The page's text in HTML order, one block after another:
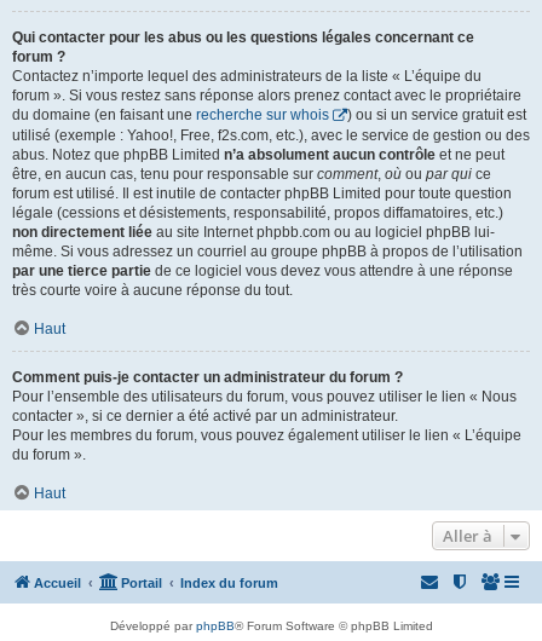
Qui contacter pour les abus ou les questions légales concernant ce
forum ?
Contactez n’importe lequel des administrateurs de la liste « L’équipe du
forum ». Si vous restez sans réponse alors prenez contact avec le propriétaire
du domaine (en faisant une recherche sur whois
) ou si un service gratuit est
utilisé (exemple : Yahoo!, Free, f2s.com, etc.), avec le service de gestion ou des
abus. Notez que phpBB Limited n’a absolument aucun contrôle et ne peut
être, en aucun cas, tenu pour responsable sur comment, où ou par qui ce
forum est utilisé. Il est inutile de contacter phpBB Limited pour toute question
légale (cessions et désistements, responsabilité, propos diffamatoires, etc.)
non directement liée au site Internet phpbb.com ou au logiciel phpBB lui-
même. Si vous adressez un courriel au groupe phpBB à propos de l’utilisation
par une tierce partie de ce logiciel vous devez vous attendre à une réponse
très courte voire à aucune réponse du tout.
Haut
Comment puis-je contacter un administrateur du forum ?
Pour l’ensemble des utilisateurs du forum, vous pouvez utiliser le lien « Nous
contacter », si ce dernier a été activé par un administrateur.
Pour les membres du forum, vous pouvez également utiliser le lien « L’équipe
du forum ».
Haut
Aller à
Accueil Portail Index du forum
Développé parphpBB® Forum Software © phpBB Limited